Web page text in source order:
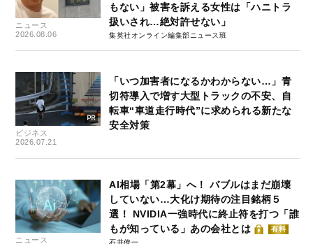
ニュース
2026.08.06
もない」被害を訴える女性は「ハニトラ
扱いされ…絶対許せない」
集英社オンライン編集部ニュース班
ビジネス
2026.07.21
「いつ加害者になるかわからない…」青
切符導入で増す大型トラックの不安、自
転車“車道走行時代”に求められる新たな
安全対策
ニュース
AI相場「第2幕」へ！ バブルはまだ崩壊
していない…大化け期待の注目銘柄５
選！ NVIDIA一強時代に終止符を打つ「誰
もが知っている」あの会社とは
有料
石井僚一